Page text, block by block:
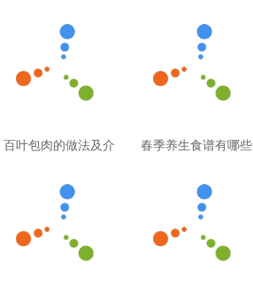
百叶包肉的做法及介 春季养生食谱有哪些